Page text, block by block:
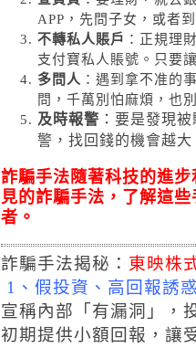
APP，先問子女，或者
不轉私人賬戶 ：正規理
支付寶私人賬號。只要
多問人 ：遇到拿不准的
問，千萬別怕麻煩，也
及時報警 ：要是發現
警，找回錢的機會越大
詐騙手法隨著科技的進
見的詐騙手法，了解這
者。
詐騙手法揭秘： 東映株
1、假投資、高回報誘惑
宣稱內部「有漏洞」，
初期提供小額回報，讓